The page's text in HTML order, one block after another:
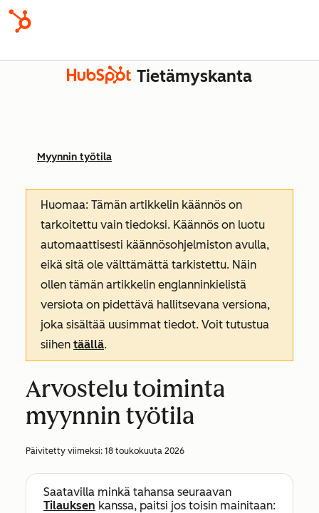
Tietämyskanta
Myynnin työtila
Huomaa: Tämän artikkelin käännös on
tarkoitettu vain tiedoksi. Käännös on luotu
automaattisesti käännösohjelmiston avulla,
eikä sitä ole välttämättä tarkistettu. Näin
ollen tämän artikkelin englanninkielistä
versiota on pidettävä hallitsevana versiona,
joka sisältää uusimmat tiedot. Voit tutustua
siihen täällä.
Arvostelu toiminta
myynnin työtila
Päivitetty viimeksi: 18 toukokuuta 2026
Saatavilla minkä tahansa seuraavan
Tilauksen kanssa, paitsi jos toisin mainitaan: